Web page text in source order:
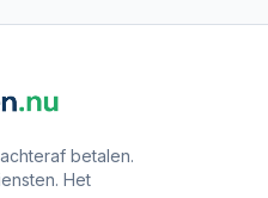
betalen.
Het